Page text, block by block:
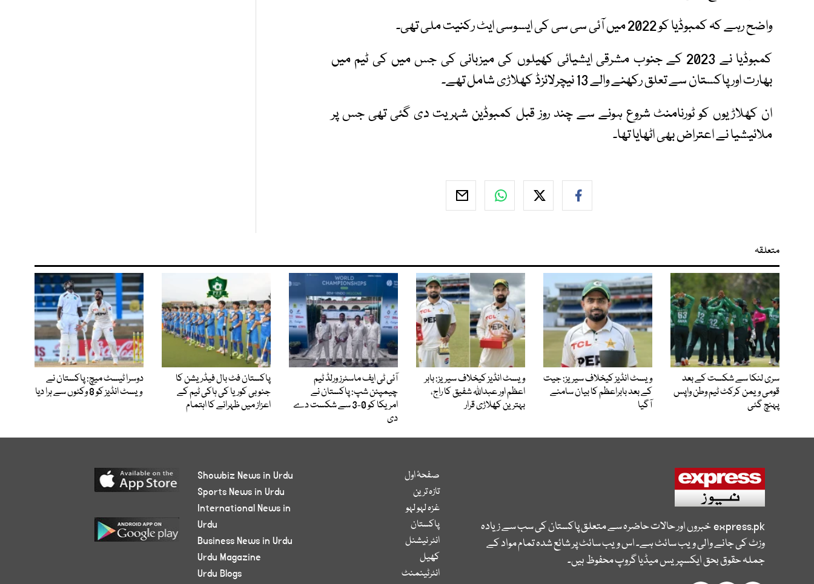
واضح رہے کہ کمبوڈیا کو 2022 میں آئی سی سی کی ایسوسی ایٹ رکنیت ملی تھی۔
کمبوڈیا نے 2023 کے جنوب مشرقی ایشیائی کھیلوں کی میزبانی کی جس میں کی ٹیم میں
بھارت اور پاکستان سے تعلق رکھنے والے 13 نیچرلائزڈ کھلاڑی شامل تھے۔
ان کھلاڑیوں کو ٹورنامنٹ شروع ہونے سے چند روز قبل کمبوڈین شہریت دی گئی تھی جس پر
ملائیشیا نے اعتراض بھی اٹھایا تھا۔
متعلقہ
سری لنکا سے شکست کے بعد
قومی ویمن کرکٹ ٹیم وطن واپس
پہنچ گئی
ویسٹ انڈیز کیخلاف سیریز: جیت
کے بعد بابراعظم کا بیان سامنے
آگیا
ویسٹ انڈیز کیخلاف سیریز: بابر
اعظم اور عبداللہ شفیق کا راج،
بہترین کھلاڑی قرار
آئی ٹی ایف ماسٹرز ورلڈ ٹیم
چیمپئن شپ: پاکستان نے
امریکا کو 0-3 سے شکست دے
دی
پاکستان فٹ بال فیڈریشن کا
جنوبی کوریا کی ہاکی ٹیم کے
اعزاز میں ظہرانے کا اہتمام
دوسرا ٹیسٹ میچ: پاکستان نے
ویسٹ انڈیز کو 8 وکٹوں سے ہرا دیا
express.pkخبروں اور حالات حاضرہ سے متعلق پاکستان کی سب سے زیادہ
وزٹ کی جانے والی ویب سائٹ ہے۔ اس ویب سائٹ پر شائع شدہ تمام مواد کے
جملہ حقوق بحق ایکسپریس میڈیا گروپ محفوظ ہیں۔
صفحۂ اول
تازہ ترین
غزہ لہو لہو
پاکستان
انٹر نیشنل
کھیل
انٹرٹینمنٹ
Showbiz News in Urdu
Sports News in Urdu
International News in
Urdu
Business News in Urdu
Urdu Magazine
Urdu Blogs